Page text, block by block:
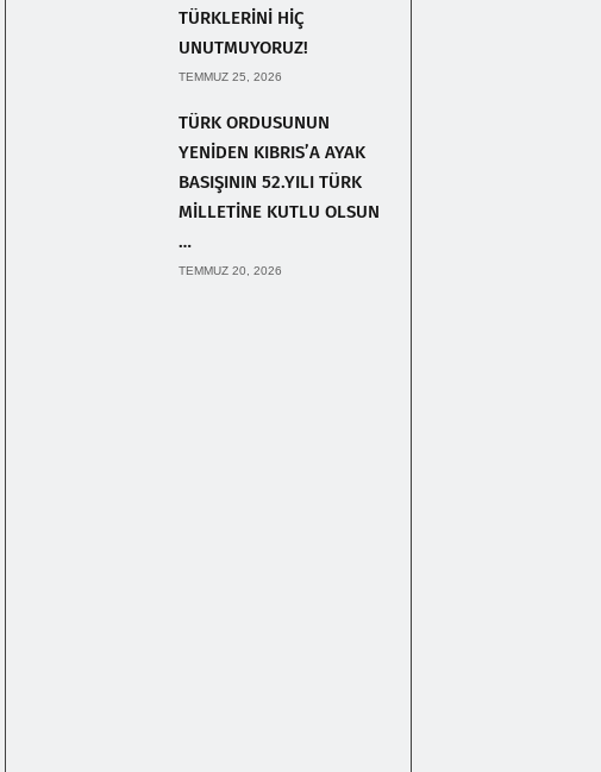
TÜRKLERİNİ HİÇ
UNUTMUYORUZ!
TEMMUZ 25, 2026
TÜRK ORDUSUNUN
YENİDEN KIBRIS’A AYAK
BASIŞININ 52.YILI TÜRK
MİLLETİNE KUTLU OLSUN
…
TEMMUZ 20, 2026